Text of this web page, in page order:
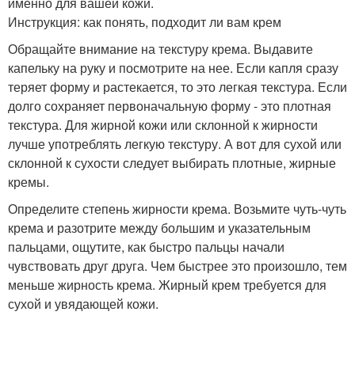
Инструкция: как понять, подходит ли вам крем
Обращайте внимание на текстуру крема. Выдавите
капельку на руку и посмотрите на нее. Если капля сразу
теряет форму и растекается, то это легкая текстура. Если
долго сохраняет первоначальную форму - это плотная
текстура. Для жирной кожи или склонной к жирности
лучше употреблять легкую текстуру. А вот для сухой или
склонной к сухости следует выбирать плотные, жирные
кремы.
Определите степень жирности крема. Возьмите чуть-чуть
крема и разотрите между большим и указательным
пальцами, ощутите, как быстро пальцы начали
чувствовать друг друга. Чем быстрее это произошло, тем
меньше жирность крема. Жирный крем требуется для
сухой и увядающей кожи.